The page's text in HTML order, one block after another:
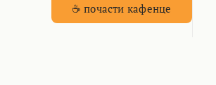
☕ почасти кафенце